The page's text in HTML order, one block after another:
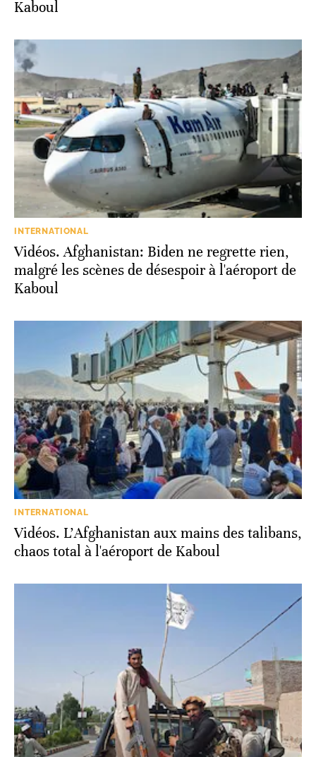
Kaboul
INTERNATIONAL
Vidéos. Afghanistan: Biden ne regrette rien,
malgré les scènes de désespoir à l'aéroport de
Kaboul
INTERNATIONAL
Vidéos. L'Afghanistan aux mains des talibans,
chaos total à l'aéroport de Kaboul